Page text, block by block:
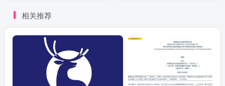
相关推荐